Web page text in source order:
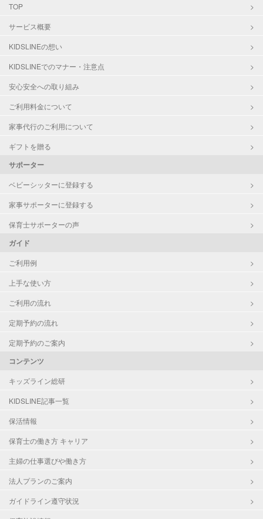
TOP
サービス概要
KIDSLINEの想い
KIDSLINEでのマナー・注意点
安心安全への取り組み
ご利用料金について
家事代行のご利用について
ギフトを贈る
サポーター
ベビーシッターに登録する
家事サポーターに登録する
保育士サポーターの声
ガイド
ご利用例
上手な使い方
ご利用の流れ
定期予約の流れ
定期予約のご案内
コンテンツ
キッズライン総研
KIDSLINE記事一覧
保活情報
保育士の働き方 キャリア
主婦の仕事選びや働き方
法人プランのご案内
ガイドライン遵守状況